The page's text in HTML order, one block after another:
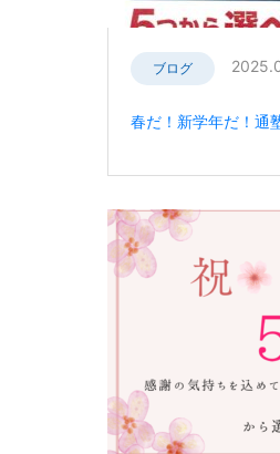
ブログ
春だ！新学年だ！通